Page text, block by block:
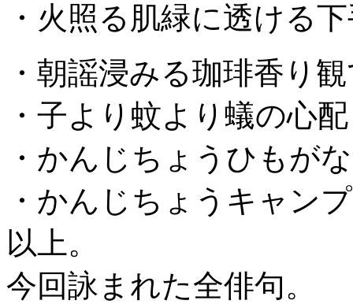
・火照る肌緑に透ける
・朝謡浸みる珈琲香り
・子より蚊より蟻の心配
・かんじちょうひもが
・かんじちょうキャン
以上。
今回詠まれた全俳句。